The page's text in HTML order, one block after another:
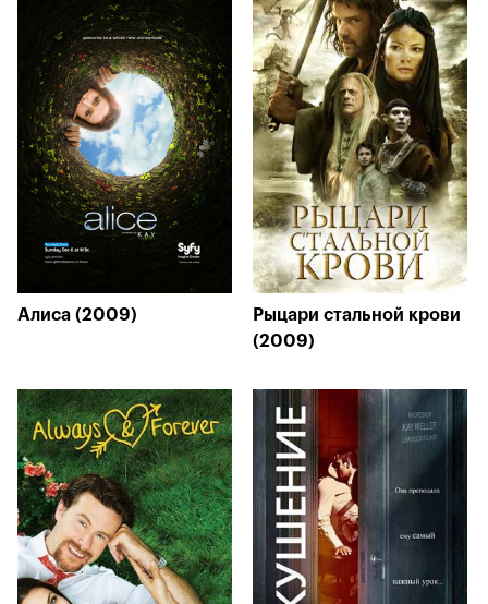
Алиса (2009)
Рыцари стальной крови
(2009)